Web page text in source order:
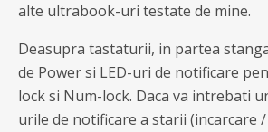
alte ultrabook-uri testate de mine.
Deasupra tastaturii, in partea
de Power si LED-uri de notificare
lock si Num-lock. Daca va intrebati
urile de notificare a starii (incarcare